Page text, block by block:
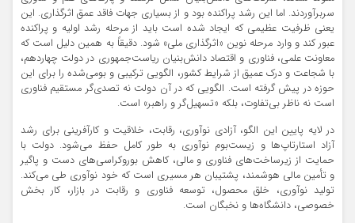
سربرآوردند. اما این رشد پراکنده بود و از بسیاری جهات فاقد عمق اثرگذاری. این
یعنی ظرفیت عظیمی که ایجاد شده است باید از مرحله رشد اولیه و پراکنده
عبور کند و وارد مرحله نوین «اثرگذاری ملی» شود. دقیقاً به همین دلیل است که
معاونت علمی، فناوری و اقتصاد دانش‌بنیان ریاست‌جمهوری در دولت چهاردهم،
با شجاعت و درک عمیق از شرایط کشور، الگویی ترکیبی و بومی‌شده را برای این
حوزه در پیش گرفته است. الگویی که در آن دولت نه تصدی‌گر مستقیم فناوری
است نه ناظر بی‌تفاوت، بلکه «تسهیل‌گر و راهبر» است.
در لایه پایین این الگو، آزادی نوآوری، رقابت، خلاقیت و کارآفرینی برای رشد
آزاد استارتاپ‌ها و زیست‌بوم نوآوری به طور کامل حفظ می‌شود. دولت با
حمایت از زیرساخت‌های فناوری و مالی، کاهش بوروکراسی‌های دست و پاگیر
و تأمین مالی هوشمند، پشتیبان هر مسیری است که خود نوآوری طی می‌کند.
تولید نوآوری، خلق محصول، توسعه فناوری و رقابت در بازار، کار بخش
خصوصی، دانشگاه‌ها و نخبگان است.